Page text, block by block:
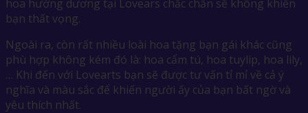
hoa hướng dương tại Lovears chắc chắn sẽ không khiến
bạn thất vọng.
Ngoài ra, còn rất nhiều loài hoa tặng bạn gái khác cũng
phù hợp không kém đó là: hoa cẩm tú, hoa tuylip, hoa lily,
… Khi đến với Lovearts bạn sẽ được tư vấn tỉ mỉ về cả ý
nghĩa và màu sắc để khiến người ấy của bạn bất ngờ và
yêu thích nhất.